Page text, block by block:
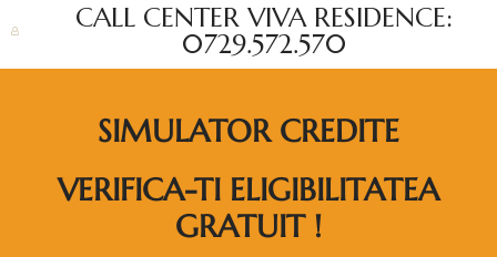
CALL CENTER VIVA RESIDENCE:
0729.572.570
SIMULATOR CREDITE
VERIFICA-TI ELIGIBILITATEA
GRATUIT !